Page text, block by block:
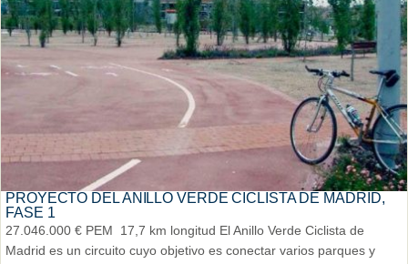
PROYECTO DEL ANILLO VERDE CICLISTA DE MADRID,
FASE 1
27.046.000 € PEM 17,7 km longitud El Anillo Verde Ciclista de
Madrid es un circuito cuyo objetivo es conectar varios parques y